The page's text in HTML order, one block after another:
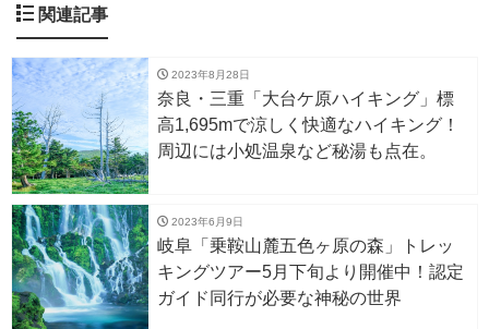
関連記事
2023年8月28日
奈良・三重「大台ケ原ハイキング」標
高1,695mで涼しく快適なハイキング！
周辺には小処温泉など秘湯も点在。
2023年6月9日
岐阜「乗鞍山麓五色ヶ原の森」トレッ
キングツアー5月下旬より開催中！認定
ガイド同行が必要な神秘の世界